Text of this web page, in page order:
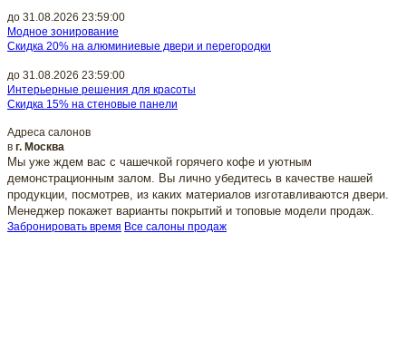
до 31.08.2026 23:59:00
Модное зонирование
Скидка 20% на алюминиевые двери и перегородки
до 31.08.2026 23:59:00
Интерьерные решения для красоты
Скидка 15% на стеновые панели
Адреса салонов
в г. Москва
Мы уже ждем вас с чашечкой горячего кофе и уютным
демонстрационным залом. Вы лично убедитесь в качестве нашей
продукции, посмотрев, из каких материалов изготавливаются двери.
Менеджер покажет варианты покрытий и топовые модели продаж.
Забронировать время Все салоны продаж